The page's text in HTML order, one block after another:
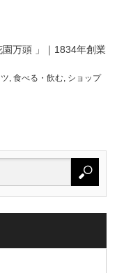
万頭 」｜1834年創業
, 食べる・飲む, ショップ